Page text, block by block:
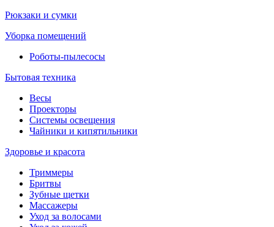
Рюкзаки и сумки
Уборка помещений
Роботы-пылесосы
Бытовая техника
Весы
Проекторы
Системы освещения
Чайники и кипятильники
Здоровье и красота
Триммеры
Бритвы
Зубные щетки
Массажеры
Уход за волосами